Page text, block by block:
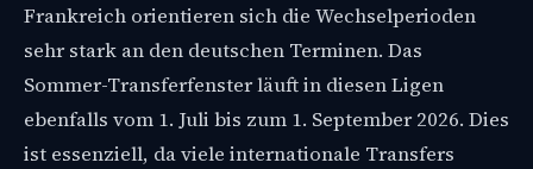
Frankreich orientieren sich die Wechselperioden
sehr stark an den deutschen Terminen. Das
Sommer-Transferfenster läuft in diesen Ligen
ebenfalls vom 1. Juli bis zum 1. September 2026. Dies
ist essenziell, da viele internationale Transfers